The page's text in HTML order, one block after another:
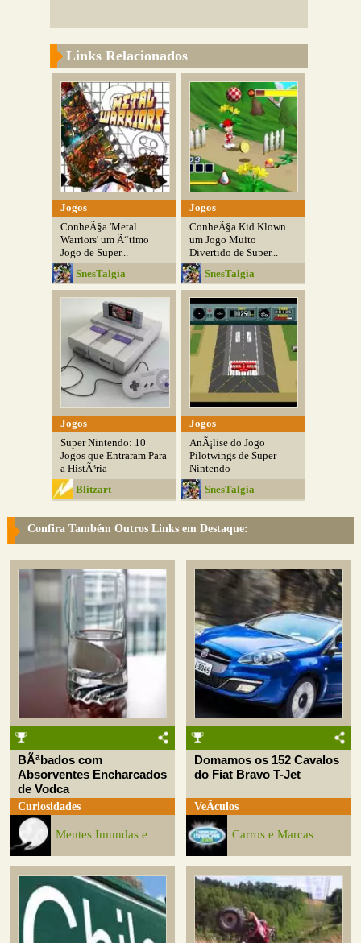
Links Relacionados
Jogos
ConheÃ§a 'Metal
Warriors' um Ã“timo
Jogo de Super...
SnesTalgia
Jogos
ConheÃ§a Kid Klown
um Jogo Muito
Divertido de Super...
SnesTalgia
Jogos
Super Nintendo: 10
Jogos que Entraram Para
a HistÃ³ria
Blitzart
Jogos
AnÃ¡lise do Jogo
Pilotwings de Super
Nintendo
SnesTalgia
Confira Também Outros Links em Destaque:
BÃªbados com
Absorventes Encharcados
de Vodca
Curiosidades
Mentes Imundas e
Domamos os 152 Cavalos
do Fiat Bravo T-Jet
VeÃ­culos
Carros e Marcas